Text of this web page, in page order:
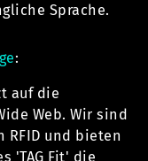
Sprache.
:
auf die
Web. Wir sind
RFID und bieten
'TAG Fit' die